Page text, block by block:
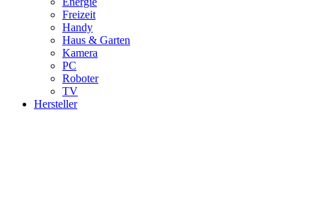
Freizeit
Handy
Haus & Garten
Kamera
PC
Roboter
TV
Hersteller